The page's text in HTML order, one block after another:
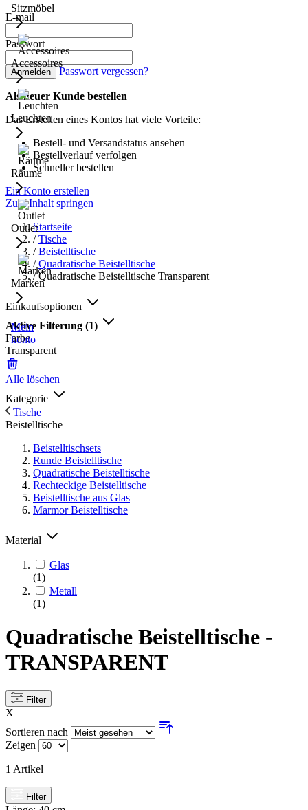
Sitzmöbel
Accessoires
Leuchten
Räume
Outlet
Marken
Mein
konto
E-mail
Passwort
Anmelden Passwort vergessen?
Als neuer Kunde bestellen
Das Erstellen eines Kontos hat viele Vorteile:
Bestell- und Versandstatus ansehen
Bestellverlauf verfolgen
Schneller bestellen
Ein Konto erstellen
Zum Inhalt springen
Startseite
/ Tische
/ Beistelltische
/ Quadratische Beistelltische
/ Quadratische Beistelltische Transparent
Einkaufsoptionen
Aktive Filterung (1)
Farbe
Transparent
Alle löschen
Kategorie
Tische
Beistelltische
Beistelltischsets
Runde Beistelltische
Quadratische Beistelltische
Rechteckige Beistelltische
Beistelltische aus Glas
Marmor Beistelltische
Material
Glas
(1)
Metall
(1)
Quadratische Beistelltische -
TRANSPARENT
Filter
X
Sortieren nach
Zeigen
1 Artikel
Filter